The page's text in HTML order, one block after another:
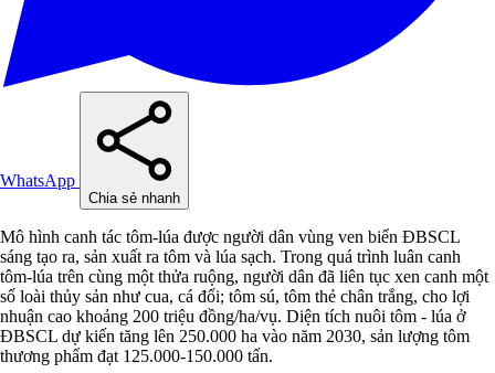
WhatsApp
Chia sẻ nhanh
Mô hình canh tác tôm-lúa được người dân vùng ven biển ĐBSCL
sáng tạo ra, sản xuất ra tôm và lúa sạch. Trong quá trình luân canh
tôm-lúa trên cùng một thửa ruộng, người dân đã liên tục xen canh một
số loài thủy sản như cua, cá đối; tôm sú, tôm thẻ chân trắng, cho lợi
nhuận cao khoảng 200 triệu đồng/ha/vụ. Diện tích nuôi tôm - lúa ở
ĐBSCL dự kiến ​​tăng lên 250.000 ha vào năm 2030, sản lượng tôm
thương phẩm đạt 125.000-150.000 tấn.